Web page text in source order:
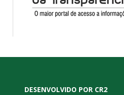
DESENVOLVIDO POR CR2